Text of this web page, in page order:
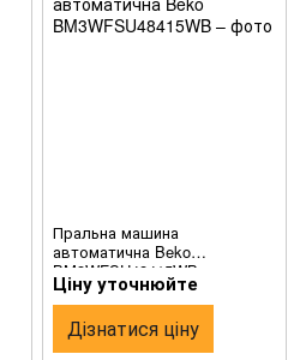
Пральна машина
автоматична Beko
BM3WFSU48415WB
Ціну уточнюйте
Дізнатися ціну